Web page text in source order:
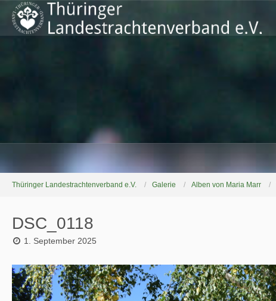
Thüringer Landestrachtenverband e.V. Galerie Alben von Maria Marr
DSC_0118
1. September 2025